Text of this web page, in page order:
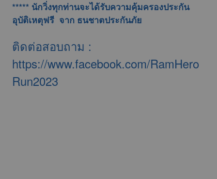
***** นักวิ่งทุกท่านจะได้รับความคุ้มครองประกัน
อุบัติเหตุฟรี จาก ธนชาตประกันภัย
ติดต่อสอบถาม :
https://www.facebook.com/RamHero
Run2023